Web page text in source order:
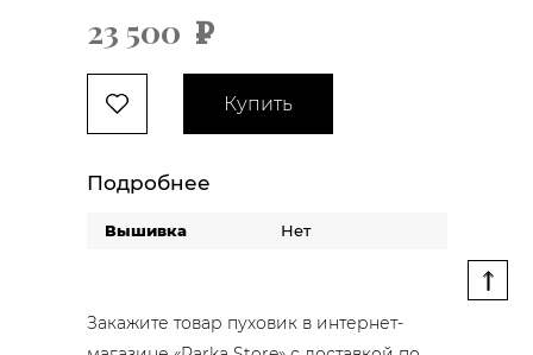
23 500 х
Купить
Подробнее
Вышивка Нет
Закажите товар пуховик в интернет-